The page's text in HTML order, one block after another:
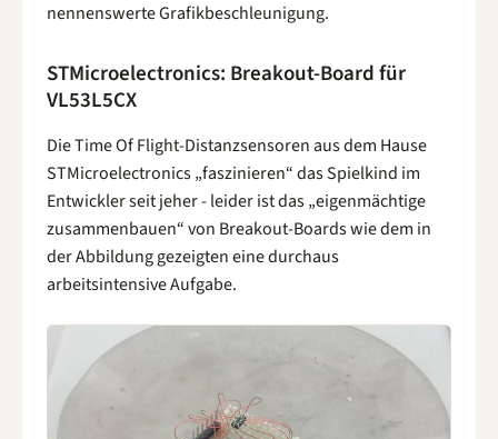
nennenswerte Grafikbeschleunigung.
STMicroelectronics: Breakout-Board für
VL53L5CX
Die Time Of Flight-Distanzsensoren aus dem Hause
STMicroelectronics „faszinieren“ das Spielkind im
Entwickler seit jeher - leider ist das „eigenmächtige
zusammenbauen“ von Breakout-Boards wie dem in
der Abbildung gezeigten eine durchaus
arbeitsintensive Aufgabe.